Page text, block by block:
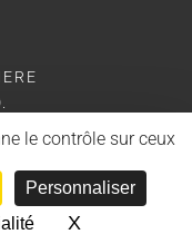
le contrôle sur ceux
Personnaliser
XMasquer le